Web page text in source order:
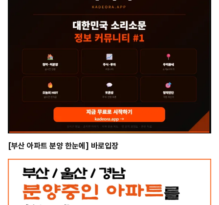
[부산 아파트 분양 한눈에] 바로입장